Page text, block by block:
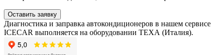
Оставить заявку
Диагностика и заправка автокондиционеров в нашем сервисе
ICECAR выполняется на оборудовании ТЕХА (Италия).